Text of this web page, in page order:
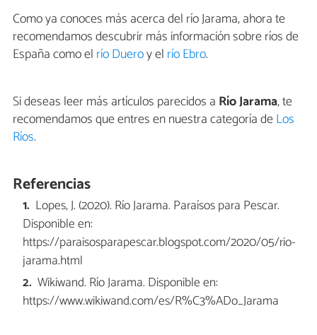
Como ya conoces más acerca del río Jarama, ahora te
recomendamos descubrir más información sobre ríos de
España como el río Dueroy el río Ebro.
Si deseas leer más artículos parecidos a Río Jarama, te
recomendamos que entres en nuestra categoría deLos
Ríos.
Referencias
Lopes, J. (2020). Río Jarama. Paraísos para Pescar.
Disponible en:
https://paraisosparapescar.blogspot.com/2020/05/rio-
jarama.html
Wikiwand. Río Jarama. Disponible en:
https://www.wikiwand.com/es/R%C3%ADo_Jarama